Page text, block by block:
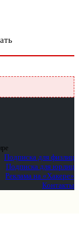
Подписка для физлиц
Подписка для юрлиц
Реклама на «Хакере»
Контакты